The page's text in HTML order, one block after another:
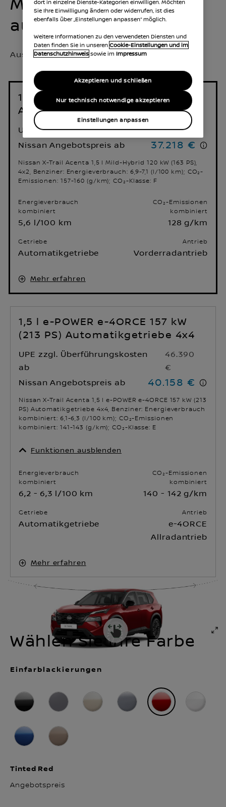
auswählen
Ausgewählte Klasse:Acenta
1,5 l e-POWER 150 kW (204 PS)
Automatikgetriebe
UPE zzgl. Überführungskosten ab 42.890 €
Nissan Angebotspreis ab
37.218 €
Nissan X-Trail Acenta 1,5 l Mild-Hybrid 120 kW (163 PS),
4x2, Benziner: Energieverbrauch: 6,9-7,1 (l/100 km); CO₂-
Emissionen: 157-160 (g/km); CO₂-Klasse: F
Energieverbrauch
kombiniert
5,6 l/100 km
CO₂-Emissionen
kombiniert
128 g/km
Getriebe
Automatikgetriebe
Antrieb
Vorderradantrieb
Mehr erfahren
1,5 l e-POWER e-4ORCE 157 kW
(213 PS) Automatikgetriebe 4x4
UPE zzgl. Überführungskosten
ab
46.390
€
Nissan Angebotspreis ab
40.158 €
Nissan X-Trail Acenta 1,5 l e-POWER e-4ORCE 157 kW (213
PS) Automatikgetriebe 4x4, Benziner: Energieverbrauch
kombiniert: 6,1-6,3 (l/100 km); CO₂-Emissionen
kombiniert: 141-143 (g/km); CO₂-Klasse: E
Funktionen ausblenden
Energieverbrauch
kombiniert
6,2 - 6,3 l/100 km
CO₂-Emissionen
kombiniert
140 - 142 g/km
Getriebe
Automatikgetriebe
Antrieb
e-4ORCE
Allradantrieb
Mehr erfahren
Wählen Sie Ihre Farbe
Einfarblackierungen
Tinted Red
Angebotspreis
dort in einzelne Dienste-Kategorien einwilligen. Möchten
Sie Ihre Einwilligung ändern oder widerrufen, ist dies
ebenfalls über „Einstellungen anpassen“ möglich.
Weitere Informationen zu den verwendeten Diensten und
Daten finden Sie in unseren Cookie-Einstellungen und im
Datenschutzhinweissowie im Impressum
Einstellungen anpassen
Nur technisch notwendige akzeptieren
Akzeptieren und schließen